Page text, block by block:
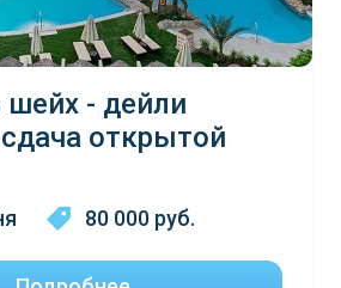
- дейли
открытой
80 000 руб.